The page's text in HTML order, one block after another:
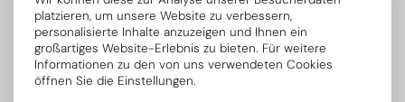
platzieren, um unsere Website zu verbessern,
personalisierte Inhalte anzuzeigen und Ihnen ein
großartiges Website-Erlebnis zu bieten. Für weitere
Informationen zu den von uns verwendeten Cookies
öffnen Sie die Einstellungen.